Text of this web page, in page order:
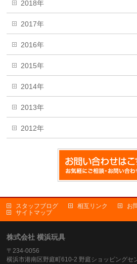
2018年
2017年
2016年
2015年
2014年
2013年
2012年
スタッフブログ 相互リンク
お
サイトマップ
株式会社 横浜玩具
〒234-0056
横浜市港南区野庭町610-2 野庭ショッピングセ